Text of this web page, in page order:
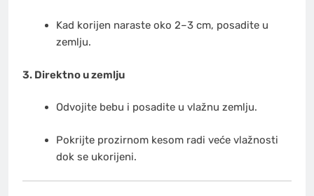
Kad korijen naraste oko 2–3 cm, posadite u
zemlju.
3. Direktno u zemlju
Odvojite bebu i posadite u vlažnu zemlju.
Pokrijte prozirnom kesom radi veće vlažnosti
dok se ukorijeni.